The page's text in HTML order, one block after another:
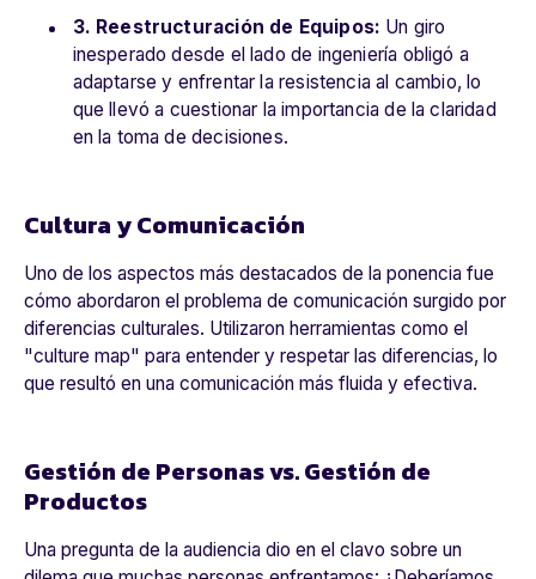
3. Reestructuración de Equipos: Un giro
inesperado desde el lado de ingeniería obligó a
adaptarse y enfrentar la resistencia al cambio, lo
que llevó a cuestionar la importancia de la claridad
en la toma de decisiones.
Cultura y Comunicación
Uno de los aspectos más destacados de la ponencia fue
cómo abordaron el problema de comunicación surgido por
diferencias culturales. Utilizaron herramientas como el
"culture map" para entender y respetar las diferencias, lo
que resultó en una comunicación más fluida y efectiva.
Gestión de Personas vs. Gestión de
Productos
Una pregunta de la audiencia dio en el clavo sobre un